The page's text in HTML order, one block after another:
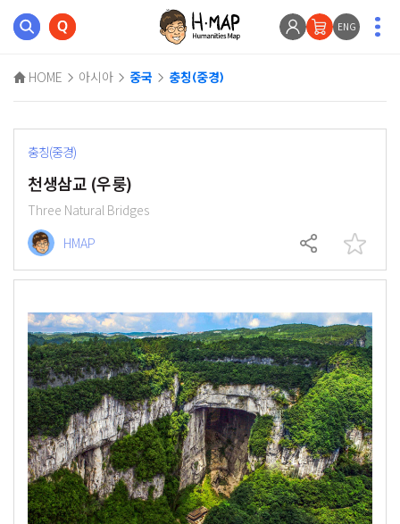
ENG
HOME 아시아 중국 충칭(중경)
충칭(중경)
천생삼교 (우룽)
Three Natural Bridges
HMAP